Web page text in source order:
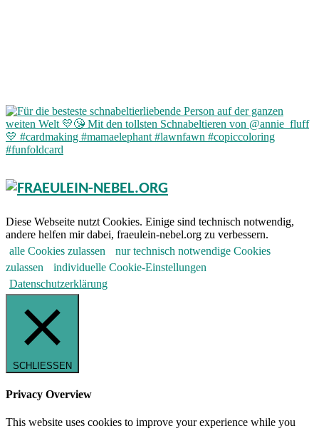
Diese Webseite nutzt Cookies. Einige sind technisch notwendig,
andere helfen mir dabei, fraeulein-nebel.org zu verbessern.
alle Cookies zulassen
nur technisch notwendige Cookies
zulassen
individuelle Cookie-Einstellungen
Datenschutzerklärung
SCHLIESSEN
Privacy Overview
This website uses cookies to improve your experience while you